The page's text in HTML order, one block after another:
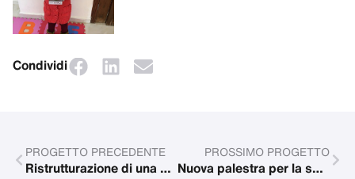
Condividi
PROGETTO PRECEDENTE
Ristrutturazione di una scuola
PROSSIMO PROGETTO
Nuova palestra per la scuola inclusiva